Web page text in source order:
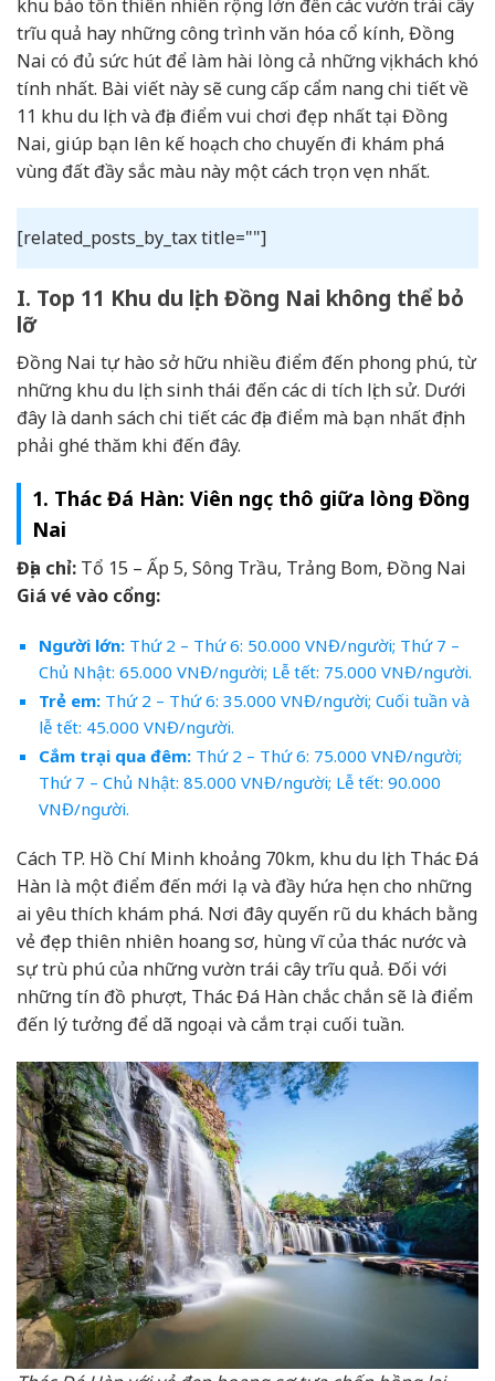
khu bảo tồn thiên nhiên rộng lớn đến các vườn trái cây
trĩu quả hay những công trình văn hóa cổ kính, Đồng
Nai có đủ sức hút để làm hài lòng cả những vị khách khó
tính nhất. Bài viết này sẽ cung cấp cẩm nang chi tiết về
11 khu du lịch và địa điểm vui chơi đẹp nhất tại Đồng
Nai, giúp bạn lên kế hoạch cho chuyến đi khám phá
vùng đất đầy sắc màu này một cách trọn vẹn nhất.
[related_posts_by_tax title=""]
I. Top 11 Khu du lịch Đồng Nai không thể bỏ
lỡ
Đồng Nai tự hào sở hữu nhiều điểm đến phong phú, từ
những khu du lịch sinh thái đến các di tích lịch sử. Dưới
đây là danh sách chi tiết các địa điểm mà bạn nhất định
phải ghé thăm khi đến đây.
1. Thác Đá Hàn: Viên ngọc thô giữa lòng Đồng
Nai
Địa chỉ: Tổ 15 – Ấp 5, Sông Trầu, Trảng Bom, Đồng Nai
Giá vé vào cổng:
Người lớn:Thứ 2 – Thứ 6: 50.000 VNĐ/người; Thứ 7 –
Chủ Nhật: 65.000 VNĐ/người; Lễ tết: 75.000 VNĐ/người.
Trẻ em:Thứ 2 – Thứ 6: 35.000 VNĐ/người; Cuối tuần và
lễ tết: 45.000 VNĐ/người.
Cắm trại qua đêm:Thứ 2 – Thứ 6: 75.000 VNĐ/người;
Thứ 7 – Chủ Nhật: 85.000 VNĐ/người; Lễ tết: 90.000
VNĐ/người.
Cách TP. Hồ Chí Minh khoảng 70km, khu du lịch Thác Đá
Hàn là một điểm đến mới lạ và đầy hứa hẹn cho những
ai yêu thích khám phá. Nơi đây quyến rũ du khách bằng
vẻ đẹp thiên nhiên hoang sơ, hùng vĩ của thác nước và
sự trù phú của những vườn trái cây trĩu quả. Đối với
những tín đồ phượt, Thác Đá Hàn chắc chắn sẽ là điểm
đến lý tưởng để dã ngoại và cắm trại cuối tuần.